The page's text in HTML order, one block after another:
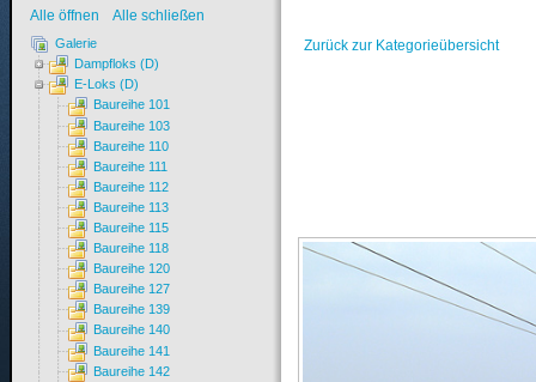
Zurück zur Kategorieübersicht
Alle öffnen Alle schließen
Galerie
Dampfloks (D)
E-Loks (D)
Baureihe 101
Baureihe 103
Baureihe 110
Baureihe 111
Baureihe 112
Baureihe 113
Baureihe 115
Baureihe 118
Baureihe 120
Baureihe 127
Baureihe 139
Baureihe 140
Baureihe 141
Baureihe 142